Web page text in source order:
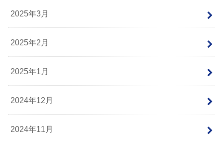
2025年3月
2025年2月
2025年1月
2024年12月
2024年11月